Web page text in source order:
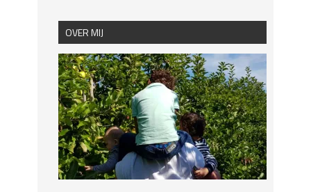
OVER MIJ